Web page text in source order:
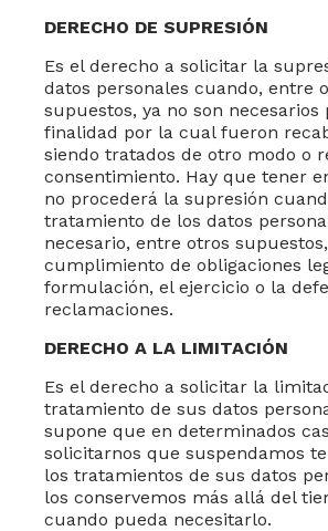
DERECHO DE SUPRESIÓN
Es el derecho a solicitar la
datos personales cuando, entre
supuestos, ya no son necesarios
finalidad por la cual fueron
siendo tratados de otro modo o
consentimiento. Hay que tener
no procederá la supresión
tratamiento de los datos
necesario, entre otros
cumplimiento de obligaciones
formulación, el ejercicio o la
reclamaciones.
DERECHO A LA LIMITACIÓN
Es el derecho a solicitar la
tratamiento de sus datos
supone que en determinados
solicitarnos que suspendamos
los tratamientos de sus datos
los conservemos más allá del
cuando pueda necesitarlo.